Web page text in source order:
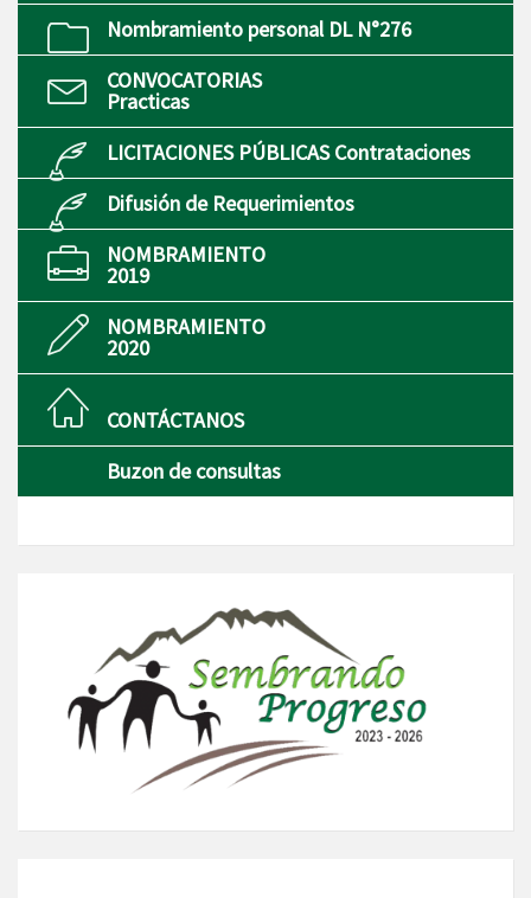
Nombramiento personal DL N°276
CONVOCATORIAS
Practicas
LICITACIONES PÚBLICAS Contrataciones
Difusión de Requerimientos
NOMBRAMIENTO
2019
NOMBRAMIENTO
2020
CONTÁCTANOS
Buzon de consultas